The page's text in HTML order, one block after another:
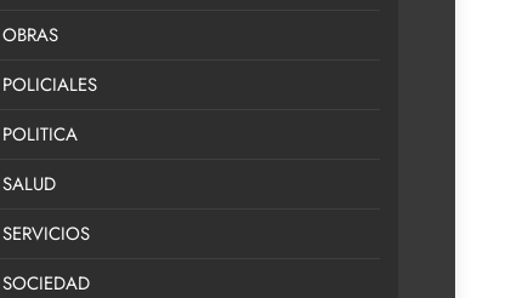
OBRAS
POLICIALES
POLITICA
SALUD
SERVICIOS
SOCIEDAD